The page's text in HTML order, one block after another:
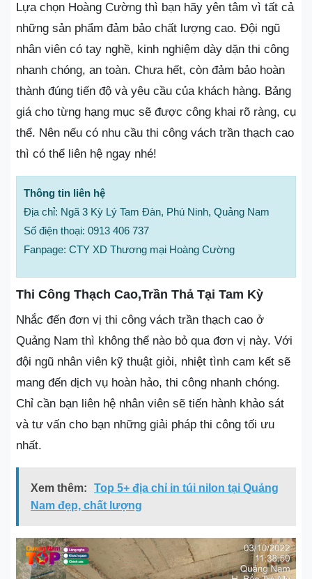
Lựa chọn Hoàng Cường thì bạn hãy yên tâm vì tất cả
những sản phẩm đảm bảo chất lượng cao. Đội ngũ
nhân viên có tay nghề, kinh nghiệm dày dặn thi công
nhanh chóng, an toàn. Chưa hết, còn đảm bảo hoàn
thành đúng tiến độ và yêu cầu của khách hàng. Bảng
giá cho từng hạng mục sẽ được công khai rõ ràng, cụ
thể. Nên nếu có nhu cầu thi công vách trần thạch cao
thì có thể liên hệ ngay nhé!
Thông tin liên hệ
Địa chỉ: Ngã 3 Kỳ Lý Tam Đàn, Phú Ninh, Quảng Nam
Số điện thoại: 0913 406 737
Fanpage: CTY XD Thương mại Hoàng Cường
Thi Công Thạch Cao,Trần Thả Tại Tam Kỳ
Nhắc đến đơn vị thi công vách trần thạch cao ở
Quảng Nam thì không thể nào bỏ qua đơn vị này. Với
đội ngũ nhân viên kỹ thuật giỏi, nhiệt tình cam kết sẽ
mang đến dịch vụ hoàn hảo, thi công nhanh chóng.
Chỉ cần bạn liên hệ nhân viên sẽ tiến hành khảo sát
và tư vấn cho bạn những giải pháp thi công tối ưu
nhất.
Xem thêm:
Top 5+ địa chỉ in túi nilon tại Quảng
Nam đẹp, chất lượng